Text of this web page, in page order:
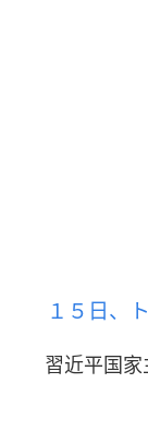
１５日、ト
習近平国家